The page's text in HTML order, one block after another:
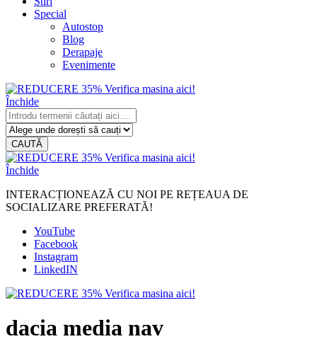
Special
Autostop
Blog
Derapaje
Evenimente
Închide
CAUTĂ
Închide
INTERACȚIONEAZĂ CU NOI PE REȚEAUA DE
SOCIALIZARE PREFERATĂ!
YouTube
Facebook
Instagram
LinkedIN
dacia media nav